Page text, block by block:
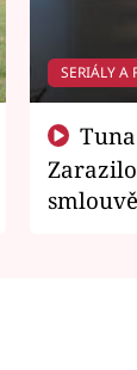
SERIÁLY A